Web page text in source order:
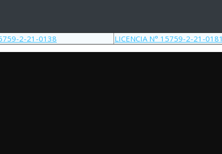
2-21-0138
LICENCIA N° 15759-2-21-0181